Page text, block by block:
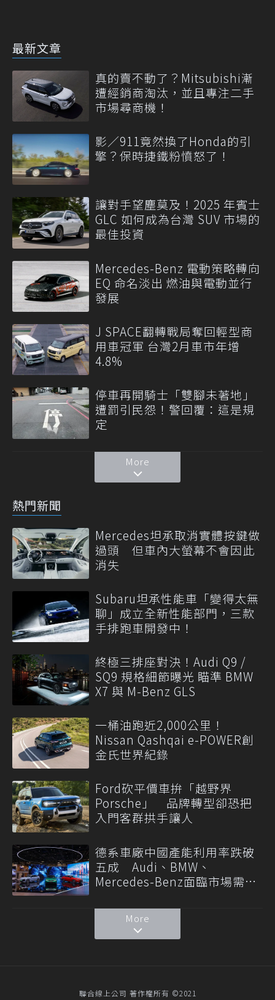
最新文章
真的賣不動了？Mitsubishi漸
遭經銷商淘汰，並且專注二手
市場尋商機！
影／911竟然換了Honda的引
擎？保時捷鐵粉憤怒了！
讓對手望塵莫及！2025 年賓士
GLC 如何成為台灣 SUV 市場的
最佳投資
Mercedes-Benz 電動策略轉向
EQ 命名淡出 燃油與電動並行
發展
J SPACE翻轉戰局奪回輕型商
用車冠軍 台灣2月車市年增
4.8%
停車再開騎士「雙腳未著地」
遭罰引民怨！警回覆：這是規
定
More
熱門新聞
Mercedes坦承取消實體按鍵做
過頭 但車內大螢幕不會因此
消失
Subaru坦承性能車「變得太無
聊」成立全新性能部門，三款
手排跑車開發中！
終極三排座對決！Audi Q9 /
SQ9 規格細節曝光 瞄準 BMW
X7 與 M-Benz GLS
一桶油跑近2,000公里！
Nissan Qashqai e-POWER創
金氏世界紀錄
Ford砍平價車拚「越野界
Porsche」 品牌轉型卻恐把
入門客群拱手讓人
德系車廠中國產能利用率跌破
五成 Audi、BMW、
Mercedes-Benz面臨市場需求
More
聯合線上公司 著作權所有 ©2021